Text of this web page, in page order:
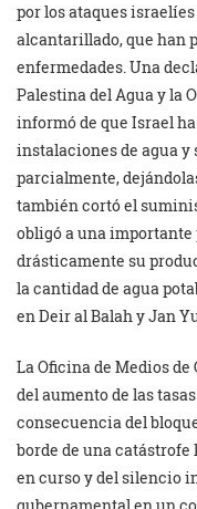
por los ataques
alcantarillado, que han
enfermedades. Una
Palestina del Agua y la
informó de que Israel
instalaciones de agua y
parcialmente,
también cortó el
obligó a una
drásticamente su
la cantidad de agua
en Deir al Balah y Jan
La Oficina de Medios
del aumento de las
consecuencia del
borde de una
en curso y del silencio